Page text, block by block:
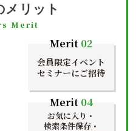
メリット
Merit
Merit02
会員限定イベント
セミナーにご招待
Merit04
お気に入り・
検索条件保存・